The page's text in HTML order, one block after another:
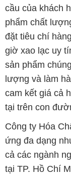
cầu của khách
phẩm chất
đặt tiêu chí
giờ xao lạc uy
sản phẩm
lượng và làm
cam kết giá cả
tại trên con
Công ty Hóa
ứng đa dạng
cả các ngành
tại TP. Hồ Chí